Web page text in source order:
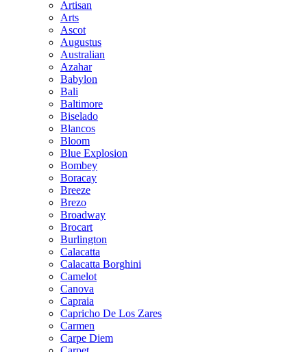
Artisan
Arts
Ascot
Augustus
Australian
Azahar
Babylon
Bali
Baltimore
Biselado
Blancos
Bloom
Blue Explosion
Bombey
Boracay
Breeze
Brezo
Broadway
Brocart
Burlington
Calacatta
Calacatta Borghini
Camelot
Canova
Capraia
Capricho De Los Zares
Carmen
Carpe Diem